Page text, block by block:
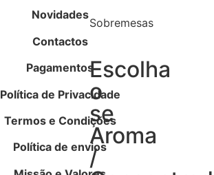
Sobremesas
Escolha
o
se
Aroma
/
Novidades
Contactos
Pagamentos
Política de Privacidade
Termos e Condições
Política de envios